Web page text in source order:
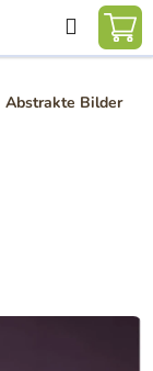
Suchen
Abstrakte Bilder